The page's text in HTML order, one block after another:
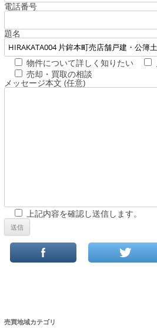
電話番号
題名
物件について詳しく知りたい
売却・買取の相談
メッセージ本文 (任意)
上記内容を確認し送信します。
売買地域カテゴリ